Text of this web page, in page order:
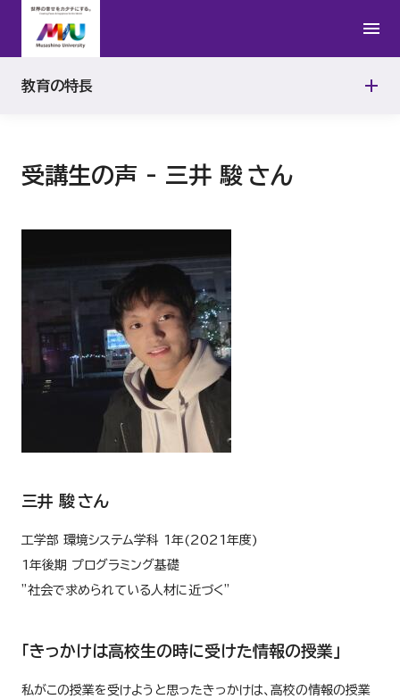
受講生の声 - 三井 駿 さん
三井 駿 さん
工学部 環境システム学科 1年(2021年度)
1年後期 プログラミング基礎
”社会で求められている人材に近づく”
「きっかけは高校生の時に受けた情報の授業」
私がこの授業を受けようと思ったきっかけは、高校の情報の授業
教育の特長
ディプロマ・ポリシー（学位授与方針）
アセスメント・ポリシー（学修成果評価方針）
受講生の声
武蔵野地域５大学／放送大学単位互換
生成AIの活用に関する注意事項